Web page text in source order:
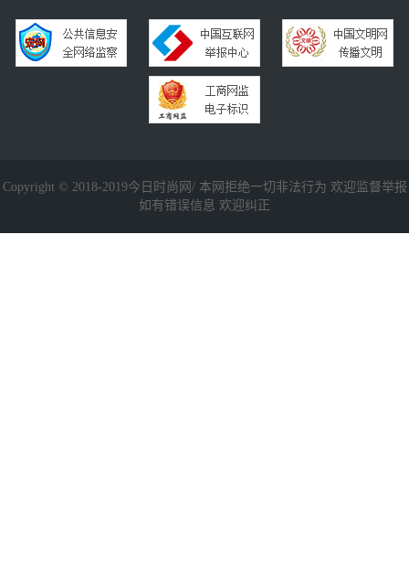
Copyright © 2018-2019今日时尚网/ 本网拒绝一切非法行为 欢迎监督举报
如有错误信息 欢迎纠正